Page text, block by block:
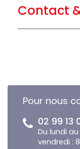
Contact
Pour nous
02 99 13
Du lundi au
vendredi :